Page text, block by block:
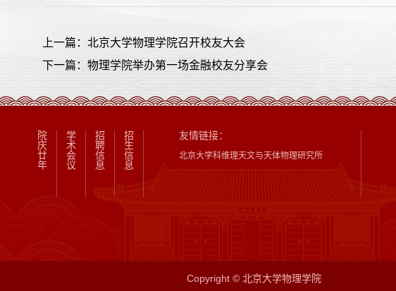
上一篇：北京大学物理学院召开校友大会
下一篇：物理学院举办第一场金融校友分享会
院
庆
廿
年
学
术
会
议
招
聘
信
息
招
生
信
息
友情链接：
北京大学科维理天文与天体物理研究所
Copyright © 北京大学物理学院